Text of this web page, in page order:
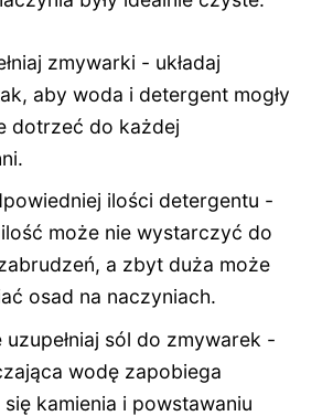
zmywarki - układaj
aby woda i detergent mogły
dotrzeć do każdej
ilości detergentu -
ilość może nie wystarczyć do
a zbyt duża może
osad na naczyniach.
uzupełniaj sól do zmywarek -
wodę zapobiega
kamienia i powstawaniu